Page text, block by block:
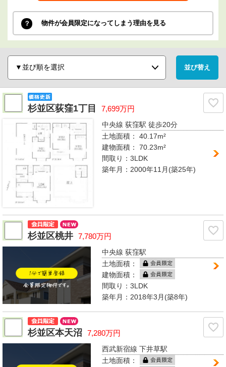
物件が会員限定になってしまう理由を見る
杉並区荻窪1丁目 7,699万円
中央線 荻窪駅徒歩20分
土地面積： 40.17m²
建物面積：70.23m²
間取り：3LDK
築年月：2000年11月(築25年)
杉並区桃井 7,780万円
中央線 荻窪駅
土地面積：
建物面積：
間取り：3LDK
築年月：2018年3月(築8年)
杉並区本天沼 7,280万円
西武新宿線 下井草駅
土地面積：